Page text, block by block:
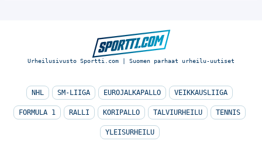
Urheilusivusto Sportti.com | Suomen parhaat urheilu-uutiset
NHL SM-LIIGA EUROJALKAPALLO VEIKKAUSLIIGA
FORMULA 1 RALLI KORIPALLO TALVIURHEILU TENNIS
YLEISURHEILU